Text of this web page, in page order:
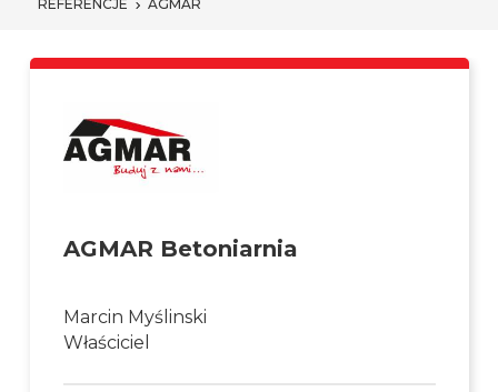
REFERENCJE AGMAR
AGMAR Betoniarnia
Marcin Myślinski
Właściciel